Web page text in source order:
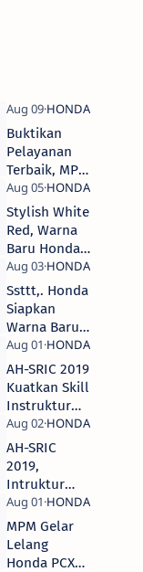
Buktikan
Pelayanan
Terbaik, MPM
Sabet 3 Piala
di Kontes
Layanan
Honda
Nasional
Stylish White
Red, Warna
Baru Honda
Scoopy eSP
2019
Ssttt,. Honda
Siapkan
Warna Baru
Scoopy?
AH-SRIC 2019
Kuatkan Skill
Instruktur
Safety Riding
Honda Untuk
Masyarakat
AH-SRIC
2019,
Intruktur
MPM Borong
Banyak Piala
MPM Gelar
Lelang
Honda PCX